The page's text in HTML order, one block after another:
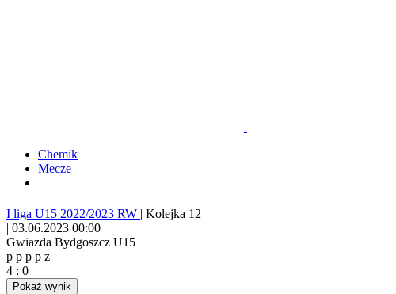
Chemik
Mecze
I liga U15 2022/2023 RW | Kolejka 12
| 03.06.2023 00:00
Gwiazda Bydgoszcz U15
p p p p z
4 : 0
Pokaż wynik